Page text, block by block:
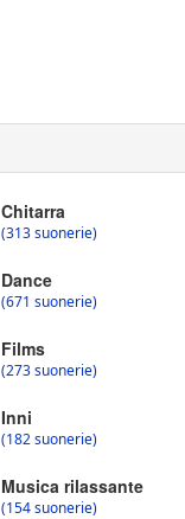
Chitarra
(313 suonerie)
Dance
(671 suonerie)
Films
(273 suonerie)
Inni
(182 suonerie)
Musica rilassante
(154 suonerie)